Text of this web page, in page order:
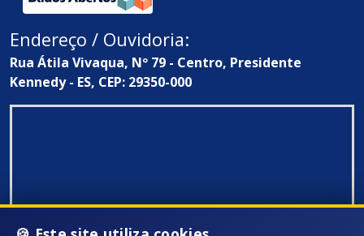
Endereço / Ouvidoria:
Rua Átila Vivaqua, Nº 79 - Centro, Presidente
Kennedy - ES, CEP: 29350-000